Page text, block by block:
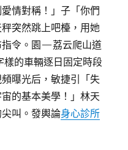
情對稱！」子「你們
突然跳上吧檯，用她
指令。園—荔云爬山道
的車輛逐日固定時段
曝光后，敏捷引「失
的基本美學！」林天
叫。發輿論身心診所